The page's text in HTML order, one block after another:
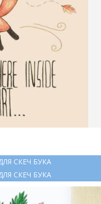
СКЕЧ БУКА
СКЕЧ БУКА